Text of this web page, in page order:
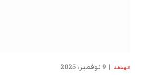
الهدهد 9 نوفمبر، 2025